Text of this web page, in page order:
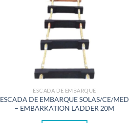
ESCADA DE EMBARQUE
ESCADA DE EMBARQUE SOLAS/CE/MED
– EMBARKATION LADDER 20M